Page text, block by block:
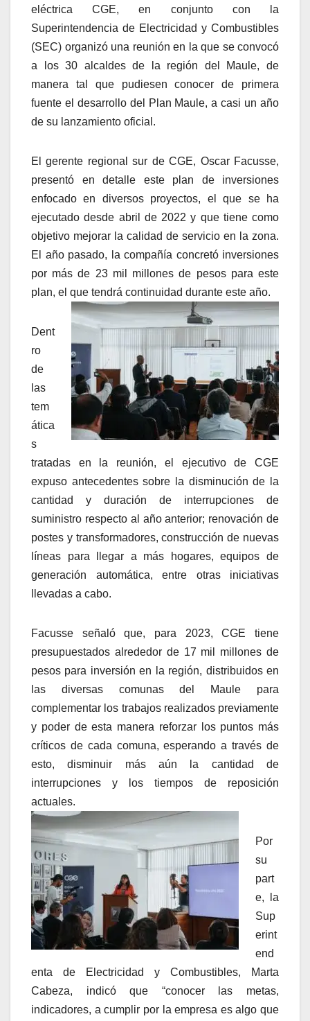
eléctrica CGE, en conjunto con la
Superintendencia de Electricidad y Combustibles
(SEC) organizó una reunión en la que se convocó
a los 30 alcaldes de la región del Maule, de
manera tal que pudiesen conocer de primera
fuente el desarrollo del Plan Maule, a casi un año
de su lanzamiento oficial.
El gerente regional sur de CGE, Oscar Facusse,
presentó en detalle este plan de inversiones
enfocado en diversos proyectos, el que se ha
ejecutado desde abril de 2022 y que tiene como
objetivo mejorar la calidad de servicio en la zona.
El año pasado, la compañía concretó inversiones
por más de 23 mil millones de pesos para este
plan, el que tendrá continuidad durante este año.
Dent
ro
de
las
tem
ática
s
tratadas en la reunión, el ejecutivo de CGE
expuso antecedentes sobre la disminución de la
cantidad y duración de interrupciones de
suministro respecto al año anterior; renovación de
postes y transformadores, construcción de nuevas
líneas para llegar a más hogares, equipos de
generación automática, entre otras iniciativas
llevadas a cabo.
Facusse señaló que, para 2023, CGE tiene
presupuestados alrededor de 17 mil millones de
pesos para inversión en la región, distribuidos en
las diversas comunas del Maule para
complementar los trabajos realizados previamente
y poder de esta manera reforzar los puntos más
críticos de cada comuna, esperando a través de
esto, disminuir más aún la cantidad de
interrupciones y los tiempos de reposición
actuales.
Por
su
part
e, la
Sup
erint
end
enta de Electricidad y Combustibles, Marta
Cabeza, indicó que “conocer las metas,
indicadores, a cumplir por la empresa es algo que